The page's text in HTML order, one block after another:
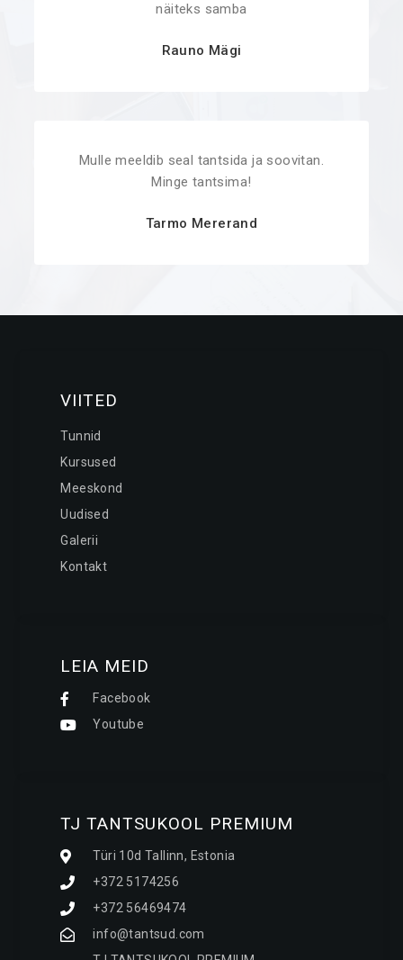
näiteks samba
Rauno Mägi
Mulle meeldib seal tantsida ja soovitan.
Minge tantsima!
Tarmo Mererand
VIITED
Tunnid
Kursused
Meeskond
Uudised
Galerii
Kontakt
LEIA MEID
Facebook
Youtube
TJ TANTSUKOOL PREMIUM
Türi 10d Tallinn, Estonia
+372 5174256
+372 56469474​
info@tantsud.com